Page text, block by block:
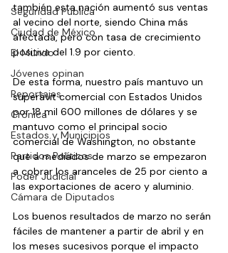
Seguridad Pública
Ciudad de México
El Mundo
Jóvenes opinan
Reportajes
Crónica
Estados y Municipios
Partidos Políticos
Poder Judicial
Cámara de Diputados
también esta nación aumentó sus ventas
al vecino del norte, siendo China más
afectada, pero con tasa de crecimiento
positiva del 1.9 por ciento.
De esta forma, nuestro país mantuvo un
superávit comercial con Estados Unidos
por 18 mil 600 millones de dólares y se
mantuvo como el principal socio
comercial de Washington, no obstante
que a mediados de marzo se empezaron
a cobrar los aranceles de 25 por ciento a
las exportaciones de acero y aluminio.
Los buenos resultados de marzo no serán
fáciles de mantener a partir de abril y en
los meses sucesivos porque el impacto